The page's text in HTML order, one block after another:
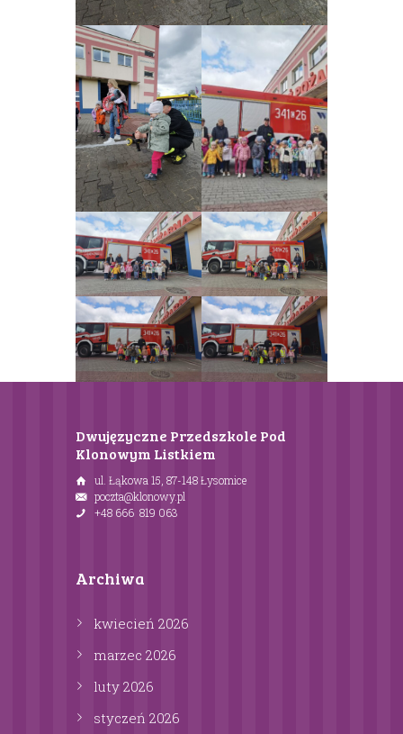
Dwujęzyczne Przedszkole Pod
Klonowym Listkiem
ul. Łąkowa 15, 87-148 Łysomice
poczta@klonowy.pl
+48 666 819 063
Archiwa
kwiecień 2026
marzec 2026
luty 2026
styczeń 2026